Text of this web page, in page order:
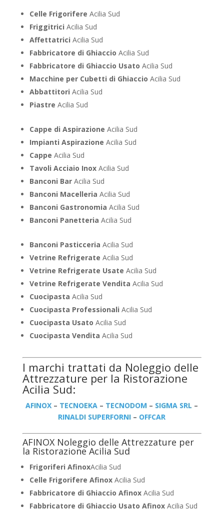
Celle Frigorifere Acilia Sud
Friggitrici Acilia Sud
Affettatrici Acilia Sud
Fabbricatore di Ghiaccio Acilia Sud
Fabbricatore di Ghiaccio Usato Acilia Sud
Macchine per Cubetti di Ghiaccio Acilia Sud
Abbattitori Acilia Sud
Piastre Acilia Sud
Cappe di Aspirazione Acilia Sud
Impianti Aspirazione Acilia Sud
Cappe Acilia Sud
Tavoli Acciaio Inox Acilia Sud
Banconi Bar Acilia Sud
Banconi Macelleria Acilia Sud
Banconi Gastronomia Acilia Sud
Banconi Panetteria Acilia Sud
Banconi Pasticceria Acilia Sud
Vetrine Refrigerate Acilia Sud
Vetrine Refrigerate Usate Acilia Sud
Vetrine Refrigerate Vendita Acilia Sud
Cuocipasta Acilia Sud
Cuocipasta Professionali Acilia Sud
Cuocipasta Usato Acilia Sud
Cuocipasta Vendita Acilia Sud
I marchi trattati da Noleggio delle
Attrezzature per la Ristorazione
Acilia Sud:
AFINOX – TECNOEKA – TECNODOM – SIGMA SRL –
RINALDI SUPERFORNI – OFFCAR
AFINOX Noleggio delle Attrezzature per
la Ristorazione Acilia Sud
Frigoriferi AfinoxAcilia Sud
Celle Frigorifere AfinoxAcilia Sud
Fabbricatore di Ghiaccio AfinoxAcilia Sud
Fabbricatore di Ghiaccio Usato AfinoxAcilia Sud